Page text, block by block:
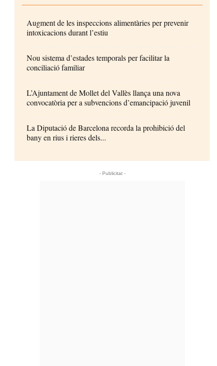
Augment de les inspeccions alimentàries per prevenir
intoxicacions durant l’estiu
Nou sistema d’estades temporals per facilitar la
conciliació familiar
L’Ajuntament de Mollet del Vallès llança una nova
convocatòria per a subvencions d’emancipació juvenil
La Diputació de Barcelona recorda la prohibició del
bany en rius i rieres dels...
- Publicitat -